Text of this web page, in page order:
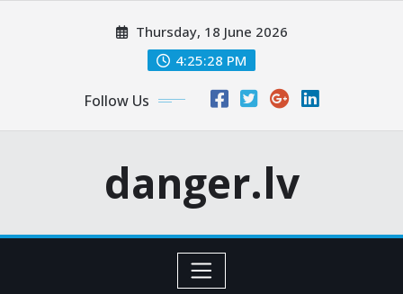
Thursday, 18 June 2026
4:25:29 PM
Follow Us
danger.lv